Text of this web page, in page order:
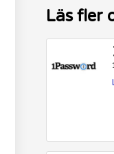
Läs fler